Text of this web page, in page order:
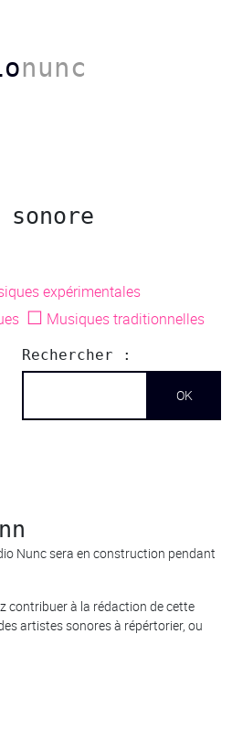
nunc
expérimentales
☐ Musiques traditionnelles
Rechercher :
Nunc sera en construction pendant
contribuer à la rédaction de cette
artistes sonores à répértorier, ou